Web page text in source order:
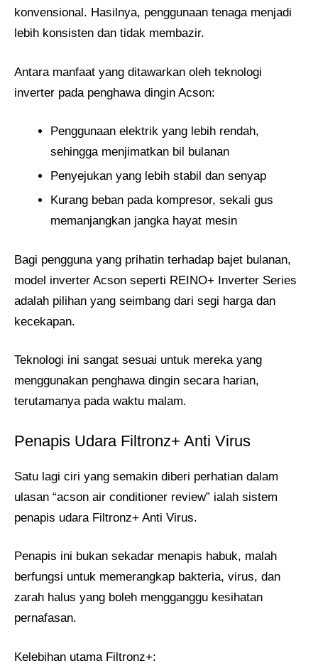
konvensional. Hasilnya, penggunaan tenaga menjadi
lebih konsisten dan tidak membazir.
Antara manfaat yang ditawarkan oleh teknologi
inverter pada penghawa dingin Acson:
Penggunaan elektrik yang lebih rendah,
sehingga menjimatkan bil bulanan
Penyejukan yang lebih stabil dan senyap
Kurang beban pada kompresor, sekali gus
memanjangkan jangka hayat mesin
Bagi pengguna yang prihatin terhadap bajet bulanan,
model inverter Acson seperti REINO+ Inverter Series
adalah pilihan yang seimbang dari segi harga dan
kecekapan.
Teknologi ini sangat sesuai untuk mereka yang
menggunakan penghawa dingin secara harian,
terutamanya pada waktu malam.
Penapis Udara Filtronz+ Anti Virus
Satu lagi ciri yang semakin diberi perhatian dalam
ulasan “acson air conditioner review” ialah sistem
penapis udara Filtronz+ Anti Virus.
Penapis ini bukan sekadar menapis habuk, malah
berfungsi untuk memerangkap bakteria, virus, dan
zarah halus yang boleh mengganggu kesihatan
pernafasan.
Kelebihan utama Filtronz+: